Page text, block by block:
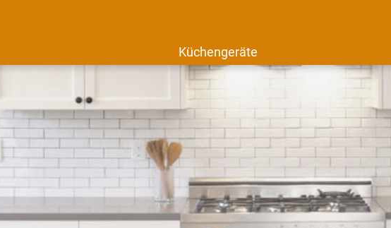
Küchengeräte